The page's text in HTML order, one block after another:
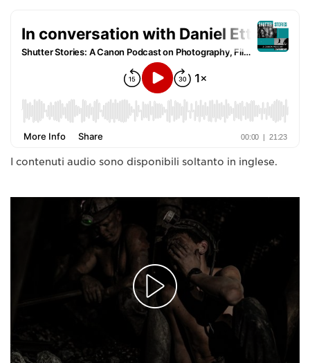
I contenuti audio sono disponibili soltanto in inglese.